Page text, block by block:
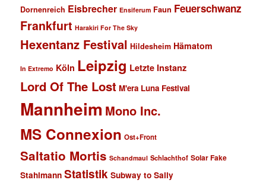
Dornenreich Eisbrecher Ensiferum Faun Feuerschwanz
Frankfurt Harakiri For The Sky
Hexentanz Festival Hildesheim Hämatom
In Extremo Köln Leipzig Letzte Instanz
Lord Of The Lost M'era Luna Festival
Mannheim Mono Inc.
MS Connexion Ost+Front
Saltatio Mortis Schandmaul Schlachthof Solar Fake
Stahlmann Statistik Subway to Sally